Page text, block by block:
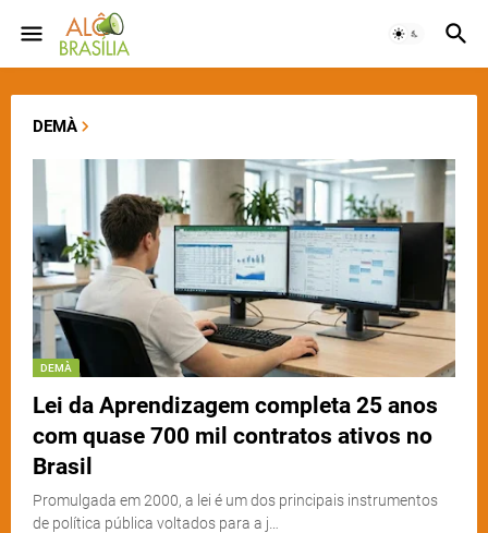
DEMÀ
DEMÀ
Lei da Aprendizagem completa 25 anos
com quase 700 mil contratos ativos no
Brasil
Promulgada em 2000, a lei é um dos principais instrumentos
de política pública voltados para a j…